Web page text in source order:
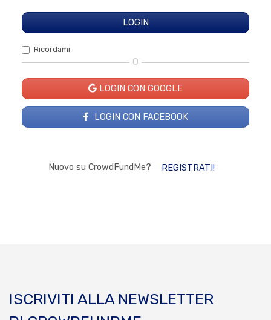
Ricordami
O
LOGIN CON GOOGLE
LOGIN CON FACEBOOK
Nuovo su CrowdFundMe? REGISTRATI!
ISCRIVITI ALLA NEWSLETTER